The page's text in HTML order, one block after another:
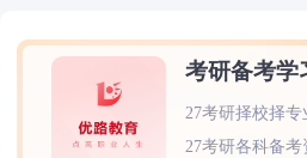
考研备考学
27考研择校择专
27考研各科备考